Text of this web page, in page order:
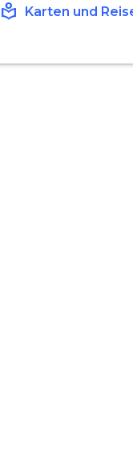
local_library Karten und